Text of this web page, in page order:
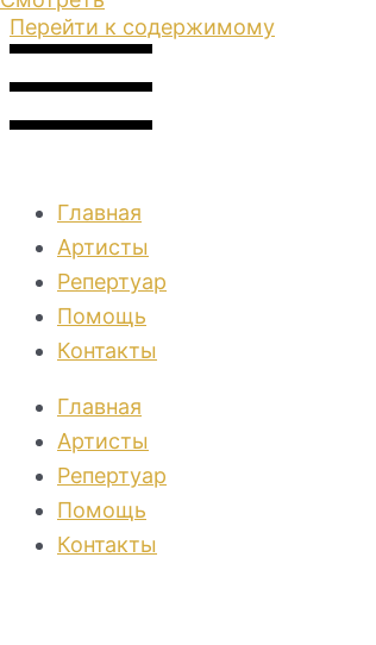
Перейти к содержимому
Главная
Артисты
Репертуар
Помощь
Контакты
Главная
Артисты
Репертуар
Помощь
Контакты